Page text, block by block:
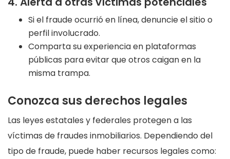
Si el fraude ocurrió en línea, denuncie el sitio o
perfil involucrado.
Comparta su experiencia en plataformas
públicas para evitar que otros caigan en la
misma trampa.
Conozca sus derechos legales
Las leyes estatales y federales protegen a las
víctimas de fraudes inmobiliarios. Dependiendo del
tipo de fraude, puede haber recursos legales como: